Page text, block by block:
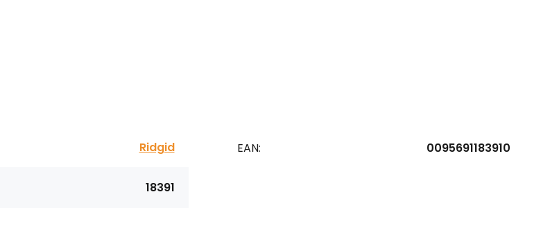
Ridgid
18391
EAN: 0095691183910